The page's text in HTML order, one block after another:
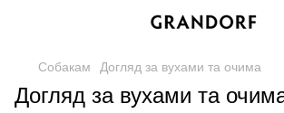
Собакам Догляд за вухами та очима
Догляд за вухами та